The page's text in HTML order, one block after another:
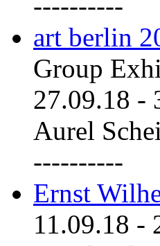
art berlin
Group
27.09.18 -
Aurel
----------
Ernst
11.09.18 -